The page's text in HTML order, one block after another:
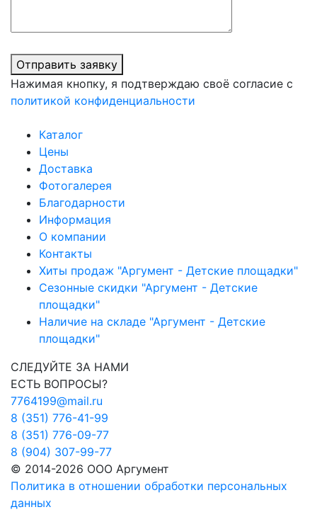
Отправить заявку
Нажимая кнопку, я подтверждаю своё согласие с
политикой конфиденциальности
Каталог
Цены
Доставка
Фотогалерея
Благодарности
Информация
О компании
Контакты
Хиты продаж "Аргумент - Детские площадки"
Сезонные скидки "Аргумент - Детские
площадки"
Наличие на складе "Аргумент - Детские
площадки"
СЛЕДУЙТЕ ЗА НАМИ
ЕСТЬ ВОПРОСЫ?
7764199@mail.ru
8 (351) 776-41-99
8 (351) 776-09-77
8 (904) 307-99-77
© 2014-2026 ООО Аргумент
Политика в отношении обработки персональных
данных